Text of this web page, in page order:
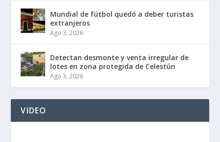
Mundial de fútbol quedó a deber turistas
extranjeros
Ago 3, 2026
Detectan desmonte y venta irregular de
lotes en zona protegida de Celestún
Ago 3, 2026
VIDEO